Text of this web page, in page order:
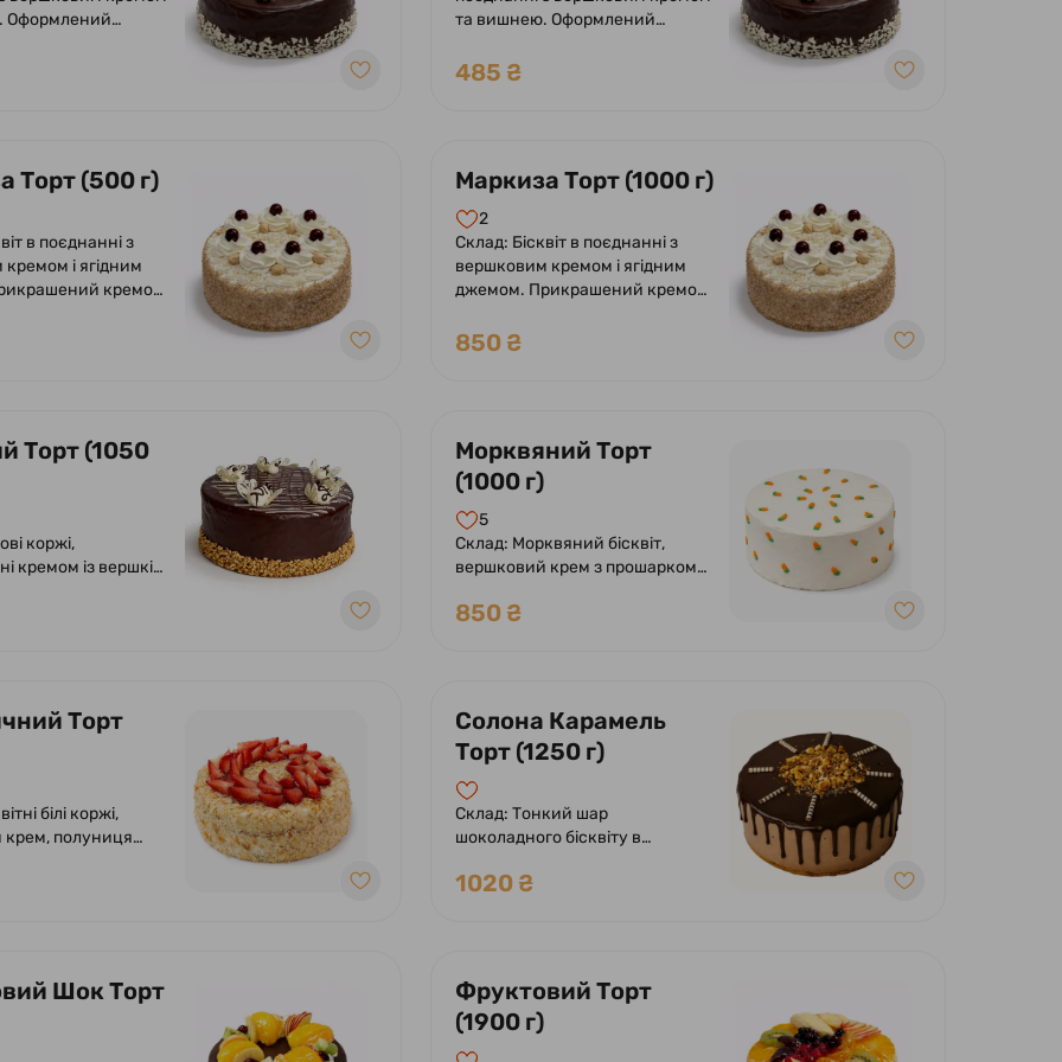
Оформлений
та вишнею. Оформлений
вершків та вишнею.
485 ₴
Торт (500 г)
в поєднанні з
і ягідним
кремом
Маркиза Торт (1000 г)
2
Склад: Бісквіт в поєднанні з
вершковим кремом і ягідним
джемом. Прикрашений кремом
850 ₴
Торт (1050
коржі,
кремом із вершків
шоколадною
Морквяний Торт
(1000 г)
5
Склад: Морквяний бісквіт,
вершковий крем з прошарком
850 ₴
Торт
білі коржі,
полуниця
Солона Карамель
Торт (1250 г)
Склад: Тонкий шар
шоколадного бісквіту в
шоколадним суфле з
шоколадом.
1020 ₴
Шок Торт
Фруктовий Торт
(1900 г)